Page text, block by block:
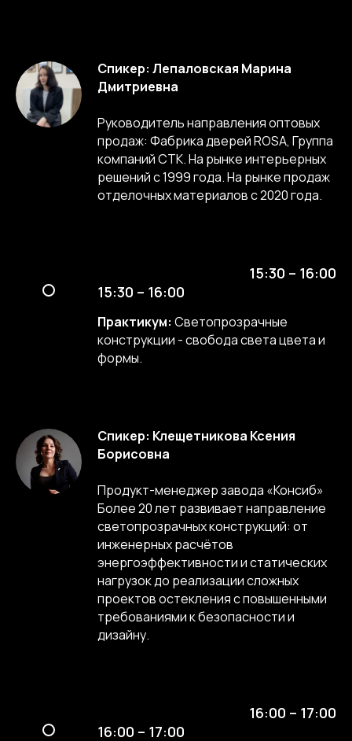
Спикер: Лепаловская Марина
Дмитриевна
Руководитель направления оптовых
продаж: Фабрика дверей ROSA, Группа
компаний СТК. На рынке интерьерных
решений с 1999 года. На рынке продаж
отделочных материалов с 2020 года.
15:30 – 16:00
15:30 – 16:00
Практикум: Светопрозрачные
конструкции - свобода света цвета и
формы.
Спикер: Клещетникова Ксения
Борисовна
Продукт-менеджер завода «Консиб»
Более 20 лет развивает направление
светопрозрачных конструкций: от
инженерных расчётов
энергоэффективности и статических
нагрузок до реализации сложных
проектов остекления с повышенными
требованиями к безопасности и
дизайну.
16:00 – 17:00
16:00 – 17:00